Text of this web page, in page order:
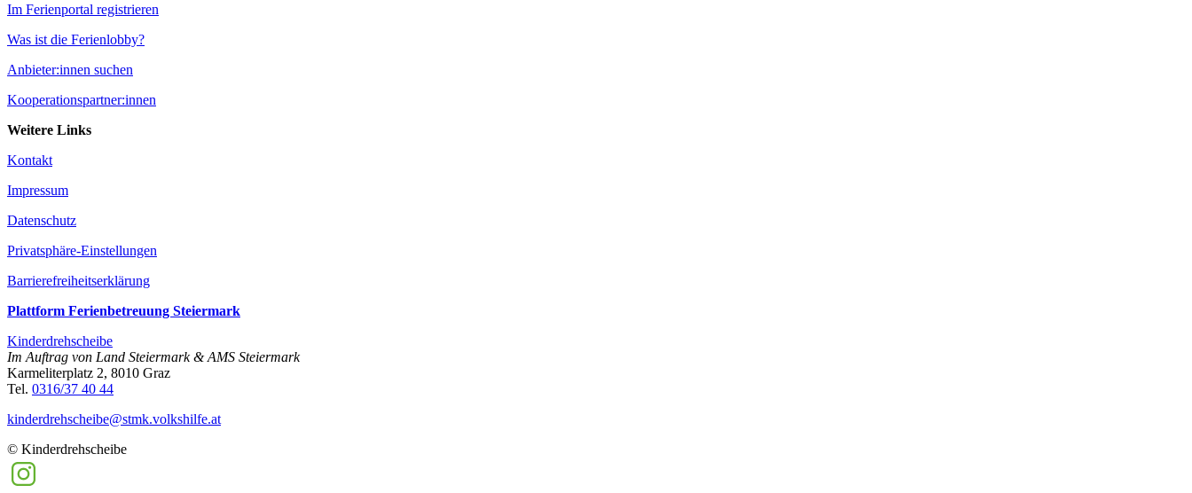
Im Ferienportal registrieren
Was ist die Ferienlobby?
Anbieter:innen suchen
Kooperationspartner:innen
Weitere Links
Kontakt
Impressum
Datenschutz
Privatsphäre-Einstellungen
Barrierefreiheitserklärung
Plattform Ferienbetreuung Steiermark
Kinderdrehscheibe
Im Auftrag von Land Steiermark & AMS Steiermark
Karmeliterplatz 2, 8010 Graz
Tel. 0316/37 40 44
kinderdrehscheibe@­stmk.volkshilfe.at
© Kinderdrehscheibe